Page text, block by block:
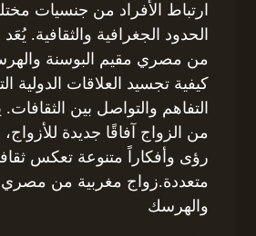
ارتباط الأفراد من جنسيات
الحدود الجغرافية والثقافية.
من مصري مقيم البوسنة
كيفية تجسيد العلاقات الدولية
التفاهم والتواصل بين الثقافات.
من الزواج آفاقًا جديدة
رؤى وأفكاراً متنوعة تعكس
متعددة.زواج مغربية من مصري
والهرسك